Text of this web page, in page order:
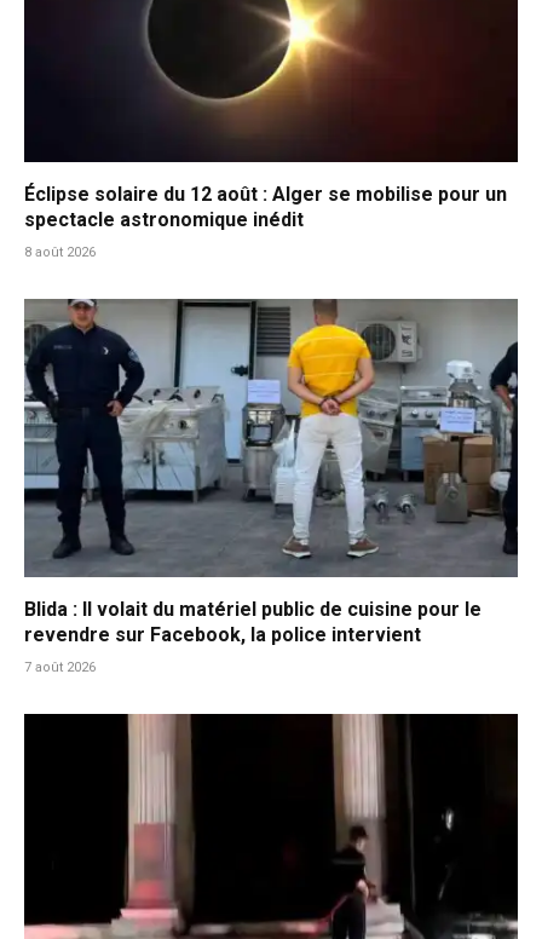
Éclipse solaire du 12 août : Alger se mobilise pour un
spectacle astronomique inédit
8 août 2026
Blida : Il volait du matériel public de cuisine pour le
revendre sur Facebook, la police intervient
7 août 2026